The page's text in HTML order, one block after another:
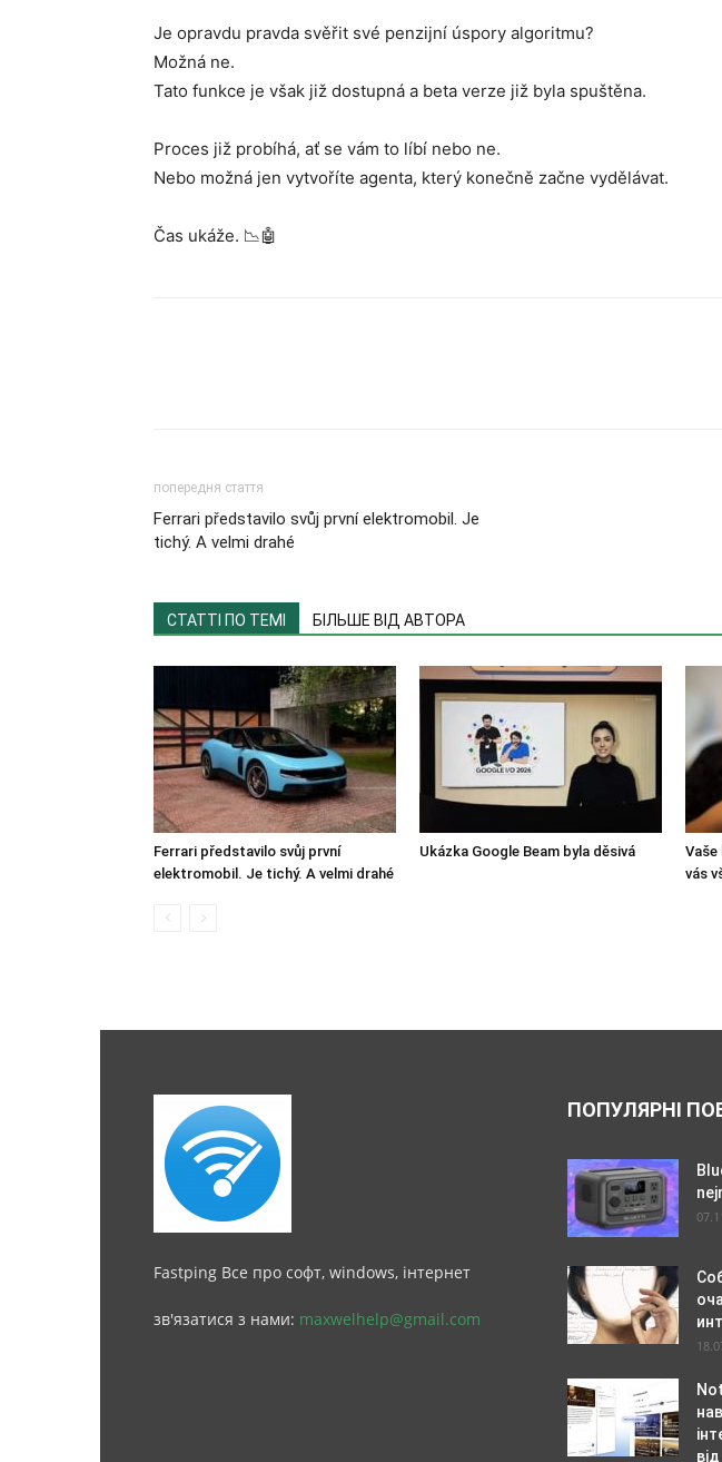
Je opravdu pravda svěřit své penzijní úspory algoritmu?
Možná ne.
Tato funkce je však již dostupná a beta verze již byla spuštěna.
Proces již probíhá, ať se vám to líbí nebo ne.
Nebo možná jen vytvoříte agenta, který konečně začne vydělávat.
Čas ukáže. 📉🤖
попередня стаття
Ferrari představilo svůj první elektromobil. Je
tichý. A velmi drahé
СТАТТІ ПО ТЕМІ БІЛЬШЕ ВІД АВТОРА
Ferrari představilo svůj první
elektromobil. Je tichý. A velmi drahé
Ukázka Google Beam byla děsivá
vás
Fastping Все про софт, windows, інтернет
зв'язатися з нами: maxwelhelp@gmail.com
ПОПУЛЯРНІ